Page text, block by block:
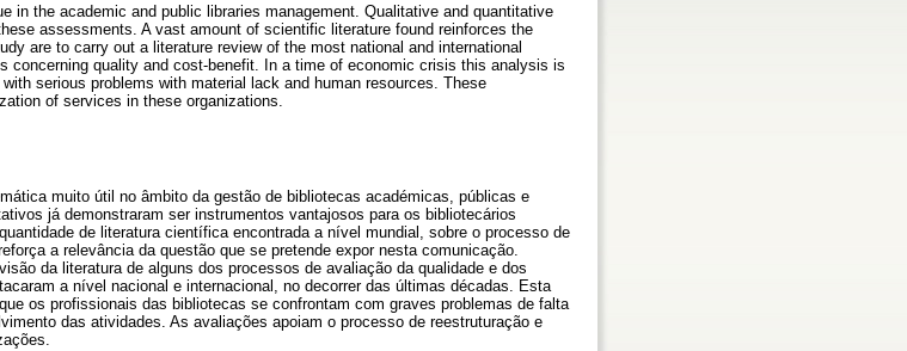
in the academic and public libraries management. Qualitative and quantitative
assessments. A vast amount of scientific literature found reinforces the
are to carry out a literature review of the most national and international
concerning quality and cost-benefit. In a time of economic crisis this analysis is
serious problems with material lack and human resources. These
of services in these organizations.
muito útil no âmbito da gestão de bibliotecas académicas, públicas e
já demonstraram ser instrumentos vantajosos para os bibliotecários
de literatura científica encontrada a nível mundial, sobre o processo de
a relevância da questão que se pretende expor nesta comunicação.
da literatura de alguns dos processos de avaliação da qualidade e dos
a nível nacional e internacional, no decorrer das últimas décadas. Esta
os profissionais das bibliotecas se confrontam com graves problemas de falta
das atividades. As avaliações apoiam o processo de reestruturação e